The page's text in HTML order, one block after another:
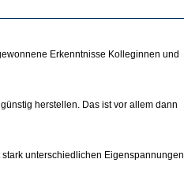
Erkenntnisse Kolleginnen und
herstellen. Das ist vor allem dann
unterschiedlichen Eigenspannungen